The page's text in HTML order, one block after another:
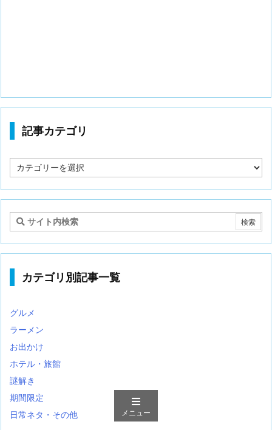
記事カテゴリ
事
テ
リ
カテゴリ別記事一覧
グルメ
ラーメン
お出かけ
ホテル・旅館
謎解き
期間限定
日常ネタ・その他
メニュー